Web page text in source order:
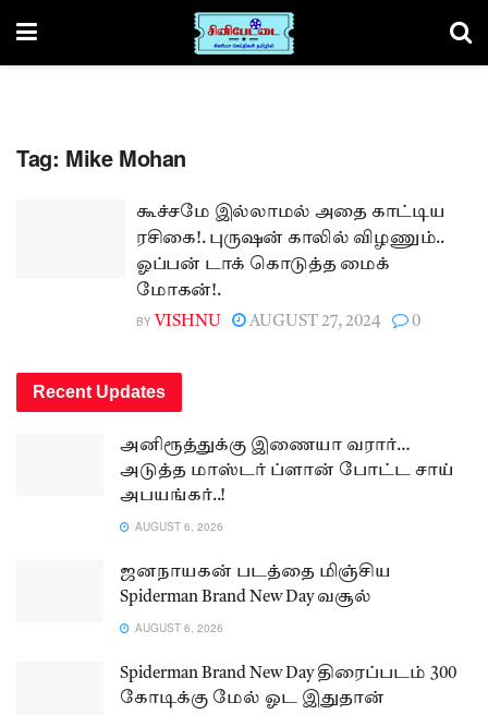
Tag: Mike Mohan
கூச்சமே இல்லாமல் அதை காட்டிய
ரசிகை!. புருஷன் காலில் விழணும்..
ஓப்பன் டாக் கொடுத்த மைக்
மோகன்!.
BY VISHNU AUGUST 27, 2024 0
Recent Updates
அனிரூத்துக்கு இணையா வரார்…
அடுத்த மாஸ்டர் ப்ளான் போட்ட சாய்
அபயங்கர்..!
AUGUST 6, 2026
ஜனநாயகன் படத்தை மிஞ்சிய
Spiderman Brand New Day வசூல்
AUGUST 6, 2026
Spiderman Brand New Day திரைப்படம் 300
கோடிக்கு மேல் ஓட இதுதான்